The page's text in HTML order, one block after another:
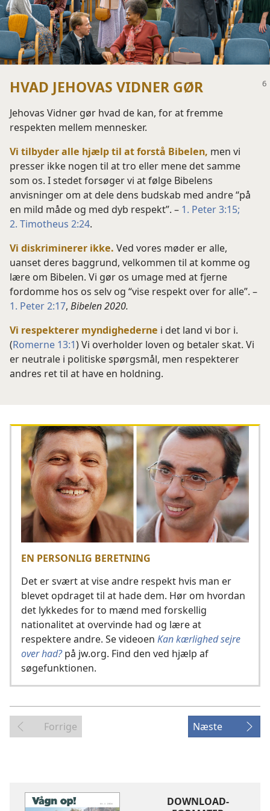
HVAD JEHOVAS VIDNER GØR
Jehovas Vidner gør hvad de kan, for at fremme
respekten mellem mennesker.
Vi tilbyder alle hjælp til at forstå Bibelen, men vi
presser ikke nogen til at tro eller mene det samme
som os. I stedet forsøger vi at følge Bibelens
anvisninger om at dele dens budskab med andre “på
en mild måde og med dyb respekt”. – 1. Peter 3:15;
2. Timotheus 2:24.
Vi diskriminerer ikke. Ved vores møder er alle,
uanset deres baggrund, velkommen til at komme og
lære om Bibelen. Vi gør os umage med at fjerne
fordomme hos os selv og “vise respekt over for alle”. –
1. Peter 2:17, Bibelen 2020.
Vi respekterer myndighederne i det land vi bor i.
(Romerne 13:1) Vi overholder loven og betaler skat. Vi
er neutrale i politiske spørgsmål, men respekterer
andres ret til at have en holdning.
EN PERSONLIG BERETNING
Det er svært at vise andre respekt hvis man er
blevet opdraget til at hade dem. Hør om hvordan
det lykkedes for to mænd med forskellig
nationalitet at overvinde had og lære at
respektere andre. Se videoen Kan kærlighed sejre
over had?på jw.org. Find den ved hjælp af
søgefunktionen.
Forrige Næste
DOWNLOAD-